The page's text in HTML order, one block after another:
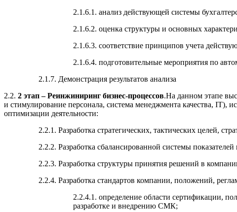
2.1.6.1. анализ действующей системы
2.1.6.2. оценка структуры и основных
2.1.6.3. соответствие принципов учета
2.1.6.4. подготовительные мероприятия по
2.1.7. Демонстрация результатов анализа
2.2. 2 этап – Реинжиниринг бизнес-процессов.На данном этапе
и стимулирование персонала, система менеджмента качества, IT),
оптимизации деятельности:
2.2.1. Разработка стратегических, тактических целей,
2.2.2. Разработка сбалансированной системы
2.2.3. Разработка структуры принятия решений в
2.2.4. Разработка стандартов компании, положений,
2.2.4.1. определение области сертификации,
разработке и внедрению СМК;